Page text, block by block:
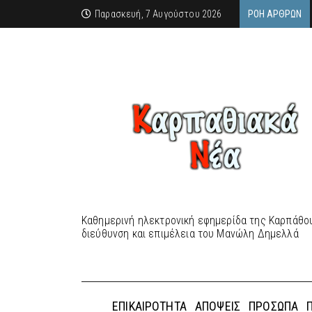
Παρασκευή, 7 Αυγούστου 2026 ΡΟΉ ΆΡΘΡΩΝ
Καθημερινή ηλεκτρονική εφημερίδα της
διεύθυνση και επιμέλεια του Μανώλη Δημελλά
ΕΠΙΚΑΙΡΌΤΗΤΑ ΑΠΌΨΕΙΣ ΠΡΌΣΩΠΑ